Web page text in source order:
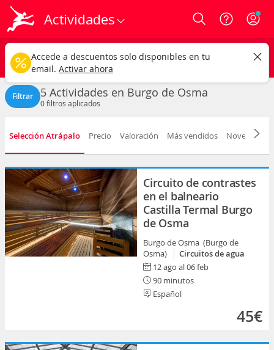
Actividades Login
Burgo de Osma ciudad
Cualquier tipo Cualquier fecha
CAMBIAR
Filtrar 5 Actividades en Burgo de Osma
0filtros aplicados
Selección Atrápalo Precio Valoración Más vendidos Novedad
Circuito de contrastes
en el balneario
Castilla Termal Burgo
de Osma
Burgo de Osma (Burgo de
Osma)
Circuitos de agua
12 ago al 06 feb
90 minutos
Español
45€
Accede a descuentos solo disponibles en tu
email. Activar ahora